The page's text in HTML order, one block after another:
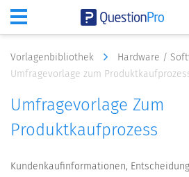
Vorlagenbibliothek
Hardware /
Umfragevorlage zum
Umfragevorlage Zum
Produktkaufprozess
Kundenkaufinformationen,